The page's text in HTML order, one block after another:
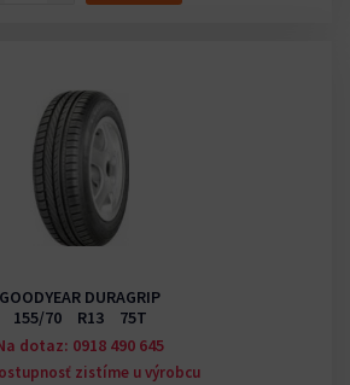
GOODYEAR DURAGRIP
155/70 R13 75T
dotaz: 0918 490 645
zistíme u výrobcu